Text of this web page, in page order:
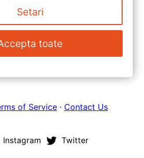
Corolla 2018-2020 —
6+128GB, Android 10
Detaliată, Testare &
Recomandări
of Service · Contact Us
Instagram Twitter
Setari
toate